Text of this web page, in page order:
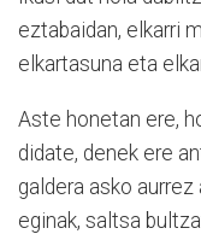
eztabaidan, elkarri
elkartasuna eta
Aste honetan ere,
didate, denek ere
galdera asko
eginak, saltsa